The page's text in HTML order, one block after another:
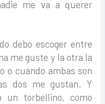
me va a querer
debo escoger entre
me guste y la otra la
o cuando ambas son
dos me gustan. Y
un torbellino, como